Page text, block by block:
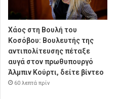
Χάος στη Βουλή του
Κοσόβου: Βουλευτής της
αντιπολίτευσης πέταξε
αυγά στον πρωθυπουργό
Άλμπιν Κούρτι, δείτε βίντεο
60 λεπτά πρίν